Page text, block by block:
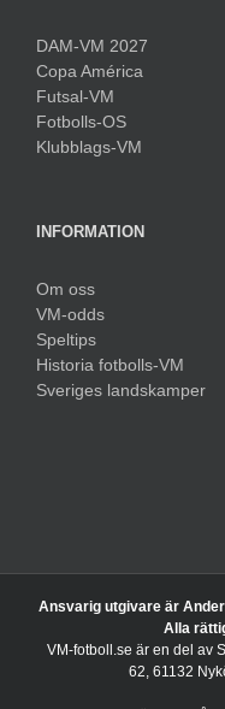
DAM-VM 2027
Copa América
Futsal-VM
Fotbolls-OS
Klubblags-VM
INFORMATION
Om oss
VM-odds
Speltips
Historia fotbolls-VM
Sveriges landskamper
Ansvarig utgivare är
Alla
VM-fotboll.se är en del av
62, 61132